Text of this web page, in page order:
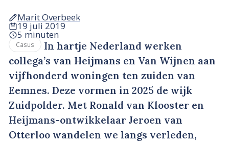
Marit Overbeek
19 juli 2019
5 minuten
Casus
In hartje Nederland werken
collega’s van Heijmans en Van Wijnen aan
vijfhonderd woningen ten zuiden van
Eemnes. Deze vormen in 2025 de wijk
Zuidpolder. Met Ronald van Klooster en
Heijmans-ontwikkelaar Jeroen van
Otterloo wandelen we langs verleden,